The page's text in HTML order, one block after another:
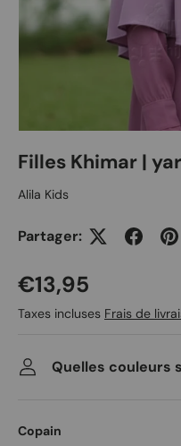
Filles Khimar |
Alila Kids
Partager:
Prix habituel
€13,95
Taxes incluses Frais de
Quelles couleurs
Copain